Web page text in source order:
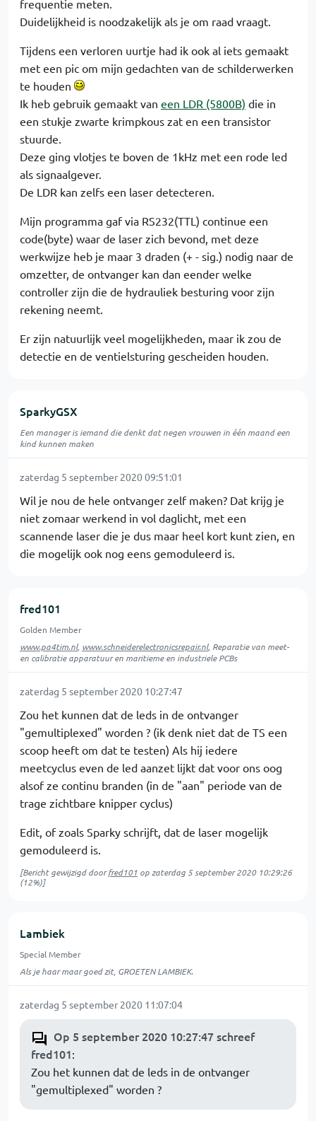
frequentie meten.
Duidelijkheid is noodzakelijk als je om raad vraagt.
Tijdens een verloren uurtje had ik ook al iets gemaakt
met een pic om mijn gedachten van de schilderwerken
te houden
Ik heb gebruik gemaakt van een LDR (5800B) die in
een stukje zwarte krimpkous zat en een transistor
stuurde.
Deze ging vlotjes te boven de 1kHz met een rode led
als signaalgever.
De LDR kan zelfs een laser detecteren.
Mijn programma gaf via RS232(TTL) continue een
code(byte) waar de laser zich bevond, met deze
werkwijze heb je maar 3 draden (+ - sig.) nodig naar de
omzetter, de ontvanger kan dan eender welke
controller zijn die de hydrauliek besturing voor zijn
rekening neemt.
Er zijn natuurlijk veel mogelijkheden, maar ik zou de
detectie en de ventielsturing gescheiden houden.
SparkyGSX
Een manager is iemand die denkt dat negen vrouwen in één maand een
kind kunnen maken
zaterdag 5 september 2020 09:51:01
Wil je nou de hele ontvanger zelf maken? Dat krijg je
niet zomaar werkend in vol daglicht, met een
scannende laser die je dus maar heel kort kunt zien, en
die mogelijk ook nog eens gemoduleerd is.
fred101
Golden Member
www.pa4tim.nl, www.schneiderelectronicsrepair.nl, Reparatie van meet-
en calibratie apparatuur en maritieme en industriele PCBs
zaterdag 5 september 2020 10:27:47
Zou het kunnen dat de leds in de ontvanger
"gemultiplexed" worden ? (ik denk niet dat de TS een
scoop heeft om dat te testen) Als hij iedere
meetcyclus even de led aanzet lijkt dat voor ons oog
alsof ze continu branden (in de "aan" periode van de
trage zichtbare knipper cyclus)
Edit, of zoals Sparky schrijft, dat de laser mogelijk
gemoduleerd is.
[Bericht gewijzigd doorfred101 op zaterdag 5 september 2020 10:29:26
(12%)]
Lambiek
Special Member
Als je haar maar goed zit, GROETEN LAMBIEK.
zaterdag 5 september 2020 11:07:04
Op 5 september 2020 10:27:47 schreef
fred101:
Zou het kunnen dat de leds in de ontvanger
"gemultiplexed" worden ?